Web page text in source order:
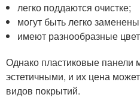
легко поддаются очистке;
могут быть легко
имеют разнообразные
Однако пластиковые панели
эстетичными, и их цена
видов покрытий.